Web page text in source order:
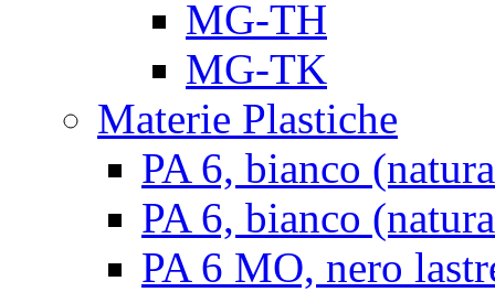
MG-TH
MG-TK
Materie Plastiche
PA 6, bianco
PA 6, bianco
PA 6 MO, nero